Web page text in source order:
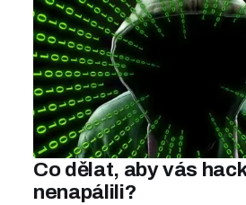
Co dělat, aby vás
nenapálili?